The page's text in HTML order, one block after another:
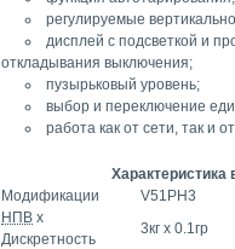
регулируемые
дисплей с подсветкой и
откладывания выключения;
пузырьковый уровень;
выбор и переключение
работа как от сети, так и
Характеристика
Модификации
V51PH3
НПВ х
Дискретность
3кг x 0.1гр